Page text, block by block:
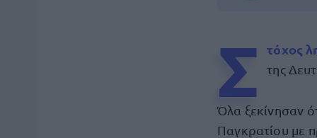
Σ τόχος
της
Όλα ξεκίνησαν
Παγκρατίου με